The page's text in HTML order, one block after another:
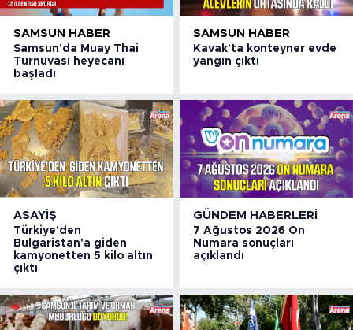
SAMSUN HABER
Samsun'da Muay Thai
Turnuvası heyecanı
başladı
SAMSUN HABER
Kavak'ta konteyner evde
yangın çıktı
ASAYIŞ
Türkiye'den
Bulgaristan'a giden
kamyonetten 5 kilo altın
çıktı
GÜNDEM HABERLERI
7 Ağustos 2026 On
Numara sonuçları
açıklandı